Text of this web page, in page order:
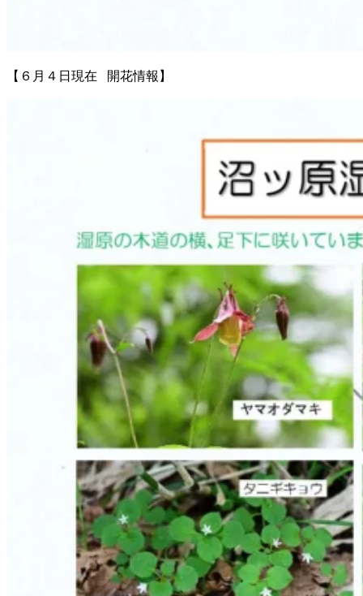
【６月４日現在 開花情報】